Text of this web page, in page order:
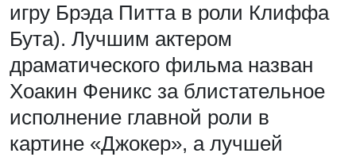
игру Брэда Питта в роли Клиффа
Бута). Лучшим актером
драматического фильма назван
Хоакин Феникс за блистательное
исполнение главной роли в
картине «Джокер», а лучшей